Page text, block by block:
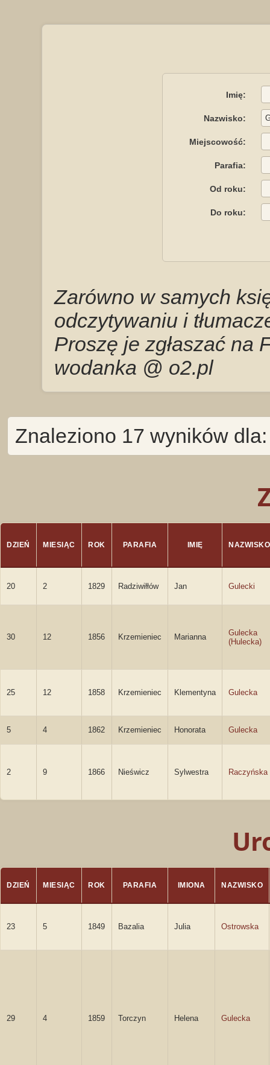
Imię:
Nazwisko:
Miejscowość:
Parafia:
Od roku:
Do roku:
Zarówno w samych
odczytywaniu i
Proszę je zgłaszać na
wodanka @ o2.pl
Znaleziono 17 wyników
DZIEŃ MIESIĄC ROK PARAFIA IMIĘ NAZWISKO
20 2 1829 Radziwiłłów Jan Gulecki
30 12 1856 Krzemieniec Marianna
Gulecka
(Hulecka)
25 12 1858 Krzemieniec Klementyna Gulecka
5 4 1862 Krzemieniec Honorata Gulecka
2 9 1866 Nieświcz Sylwestra Raczyńska
DZIEŃ MIESIĄC ROK PARAFIA IMIONA NAZWISKO
23 5 1849 Bazalia Julia Ostrowska
29 4 1859 Torczyn Helena Gulecka